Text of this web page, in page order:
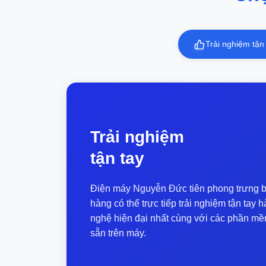
Trải nghiệm tận
Trải nghiệm
tận tay
Điện máy Nguyễn Đức tiên phong trưng
hàng có thể trực tiếp trải nghiệm tận tay
nghệ hiện đại nhất cùng với các phần
sẵn trên máy.